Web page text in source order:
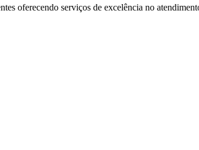
oferecendo serviços de excelência no